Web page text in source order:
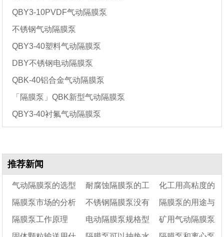
QBY3-10PVDF气动隔膜泵
不锈钢气动隔膜泵
QBY3-40塑料气动隔膜泵
DBY不锈钢电动隔膜泵
QBK-40铝合金气动隔膜泵
「隔膜泵」QBK新型气动隔膜泵
QBY3-40衬氟气动隔膜泵
推荐新闻
气动隔膜泵的选型
方法及选型参数
耐腐蚀隔膜泵的工
作原理
化工用高粘度的
油或膏是否可以用
离心泵输送?
隔膜泵市场的分析 不锈钢隔膜泵没有
吸力是啥原因
隔膜泵的用途与
原理
隔膜泵工作原理 电动隔膜泵规格型 矿用气动隔膜泵